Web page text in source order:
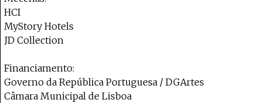
HCI
MyStory Hotels
JD Collection
Financiamento:
Governo da República Portuguesa / DGArtes
Câmara Municipal de Lisboa